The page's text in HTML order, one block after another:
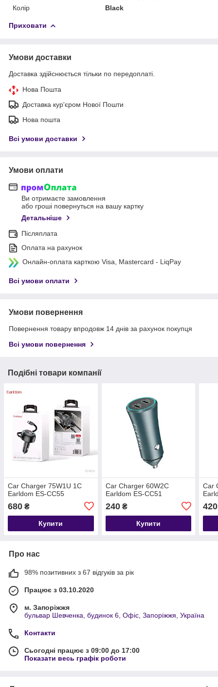
Колір
Black
Приховати
Умови доставки
Доставка здійснюється тільки по передоплаті.
Нова Пошта
Доставка кур'єром Нової Пошти
Нова пошта
Всі умови доставки
Умови оплати
Ви отримаєте замовлення
або гроші повернуться на вашу картку
Детальніше
Післяплата
Оплата на рахунок
Онлайн-оплата карткою Visa, Mastercard - LiqPay
Всі умови оплати
Умови повернення
Повернення товару впродовж 14 днів за рахунок покупця
Всі умови повернення
Подібні товари компанії
Car Charger 75W1U 1C
Earldom ES-CC55
680 ₴
Купити
Car Charger 60W2C
Earldom ES-CC51
240₴
Купити
Car
420
Про нас
98% позитивних з 67 відгуків за рік
Працює з 03.10.2020
м. Запоріжжя
бульвар Шевченка, будинок 6, Офіс, Запоріжжя, Україна
Контакти
Сьогодні працює з 09:00 до 17:00
Показати весь графік роботи